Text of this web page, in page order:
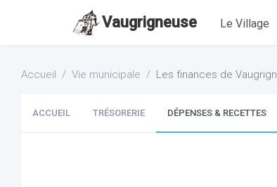
Vaugrigneuse Le Village
Accueil Vie municipale Les finances de
ACCUEIL TRÉSORERIE DÉPENSES & RECETTES